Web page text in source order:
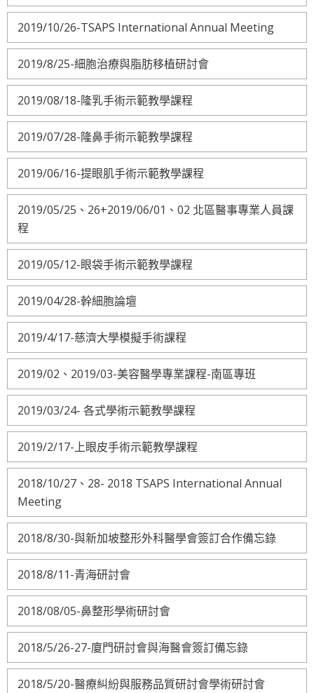
2019/10/26-TSAPS International Annual Meeting
2019/8/25-細胞治療與脂肪移植研討會
2019/08/18-隆乳手術示範教學課程
2019/07/28-隆鼻手術示範教學課程
2019/06/16-提眼肌手術示範教學課程
2019/05/25、26+2019/06/01、02 北區醫事專業人員課
程
2019/05/12-眼袋手術示範教學課程
2019/04/28-幹細胞論壇
2019/4/17-慈濟大學模擬手術課程
2019/02、2019/03-美容醫學專業課程-南區專班
2019/03/24- 各式學術示範教學課程
2019/2/17-上眼皮手術示範教學課程
2018/10/27、28- 2018 TSAPS International Annual
Meeting
2018/8/30-與新加坡整形外科醫學會簽訂合作備忘錄
2018/8/11-青海研討會
2018/08/05-鼻整形學術研討會
2018/5/26-27-廈門研討會與海醫會簽訂備忘錄
2018/5/20-醫療糾紛與服務品質研討會學術研討會